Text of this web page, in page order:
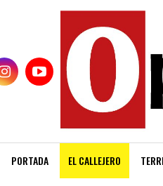
PORTADA EL CALLEJERO